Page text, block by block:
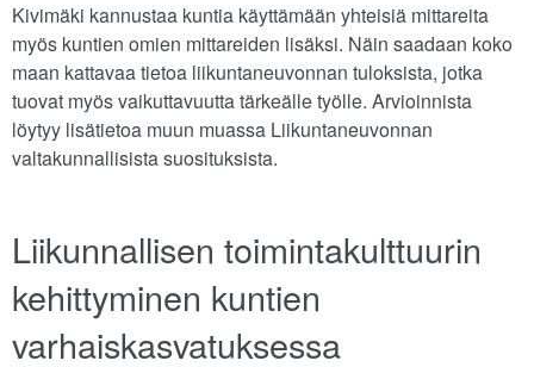
Kivimäki kannustaa kuntia käyttämään yhteisiä mittareita
myös kuntien omien mittareiden lisäksi. Näin saadaan koko
maan kattavaa tietoa liikuntaneuvonnan tuloksista, jotka
tuovat myös vaikuttavuutta tärkeälle työlle. Arvioinnista
löytyy lisätietoa muun muassa Liikuntaneuvonnan
valtakunnallisista suosituksista.
Liikunnallisen toimintakulttuurin
kehittyminen kuntien
varhaiskasvatuksessa